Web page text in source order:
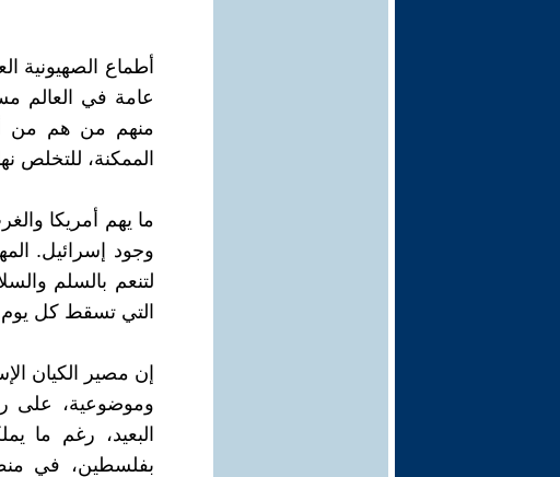
أطماع الصهيونية
عامة في العالم
منهم من هم من
الممكنة، للتخلص
ما يهم أمريكا
وجود إسرائيل.
لتنعم بالسلم
التي تسقط كل
إن مصير الكيان
وموضوعية، على
البعيد، رغم ما
بفلسطين، في